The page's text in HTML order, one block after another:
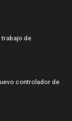
trabajo de
controlador de